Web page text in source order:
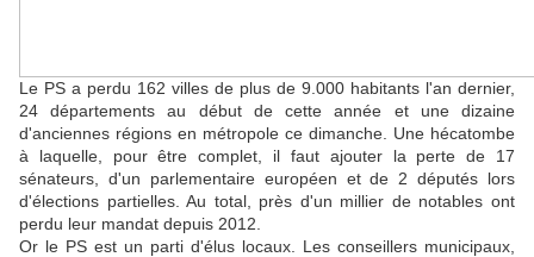
Le PS a perdu 162 villes de plus de 9.000 habitants l'an dernier,
24 départements au début de cette année et une dizaine
d'anciennes régions en métropole ce dimanche. Une hécatombe
à laquelle, pour être complet, il faut ajouter la perte de 17
sénateurs, d'un parlementaire européen et de 2 députés lors
d'élections partielles. Au total, près d'un millier de notables ont
perdu leur mandat depuis 2012.
Or le PS est un parti d'élus locaux. Les conseillers municipaux,